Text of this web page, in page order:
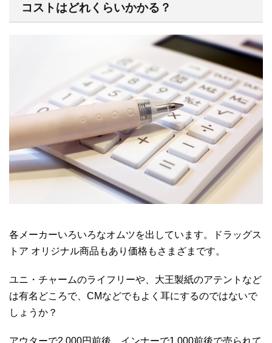
コストはどれくらいかかる？
各メーカーいろいろなオムツを出しています。ドラッグス
トア オリジナル商品もあり価格もさまざまです。
ユニ・チャームのライフリーや、大王製紙のアテントなど
は有名どころで、CMなどでもよく耳にするのではないで
しょうか？
アウターで2,000円前後、インナーで1,000前後で売られて